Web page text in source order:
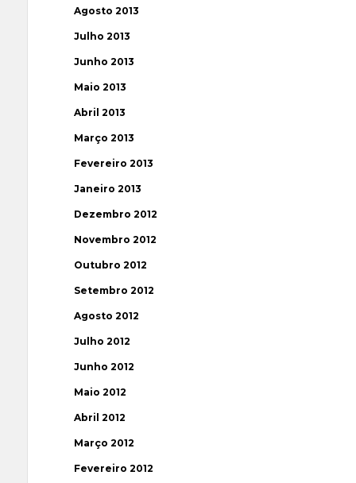
Agosto 2013
Julho 2013
Junho 2013
Maio 2013
Abril 2013
Março 2013
Fevereiro 2013
Janeiro 2013
Dezembro 2012
Novembro 2012
Outubro 2012
Setembro 2012
Agosto 2012
Julho 2012
Junho 2012
Maio 2012
Abril 2012
Março 2012
Fevereiro 2012